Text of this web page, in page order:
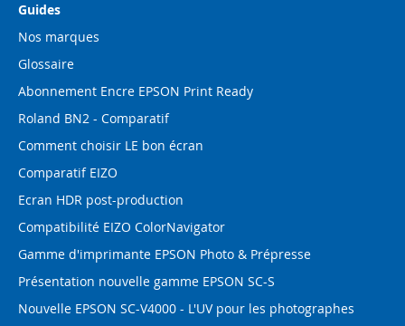
Guides
Nos marques
Glossaire
Abonnement Encre EPSON Print Ready
Roland BN2 - Comparatif
Comment choisir LE bon écran
Comparatif EIZO
Ecran HDR post-production
Compatibilité EIZO ColorNavigator
Gamme d'imprimante EPSON Photo & Prépresse
Présentation nouvelle gamme EPSON SC-S
Nouvelle EPSON SC-V4000 - L'UV pour les photographes